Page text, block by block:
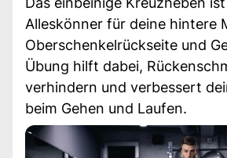
Alleskönner für deine hintere
Oberschenkelrückseite und
Übung hilft dabei,
verhindern und verbessert
beim Gehen und Laufen.